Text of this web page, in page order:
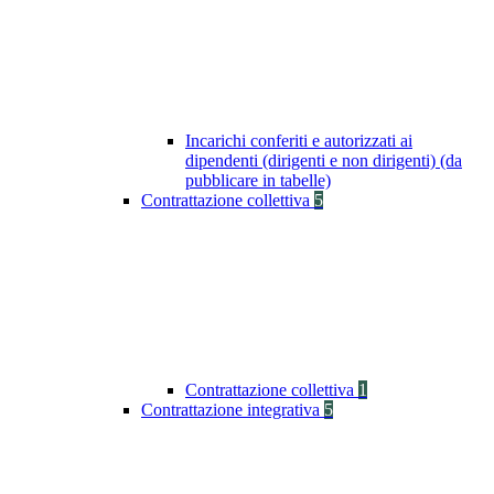
Incarichi conferiti e autorizzati ai
dipendenti (dirigenti e non dirigenti) (da
pubblicare in tabelle)
Contrattazione collettiva 5
Contrattazione collettiva 1
Contrattazione integrativa 5